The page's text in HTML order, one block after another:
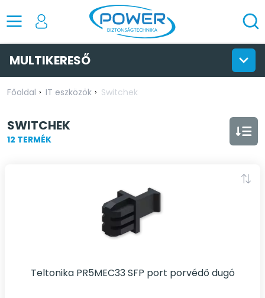
MULTIKERESŐ
Főoldal IT eszközök Switchek
SWITCHEK
12 TERMÉK
Teltonika PR5MEC33 SFP port porvédő dugó